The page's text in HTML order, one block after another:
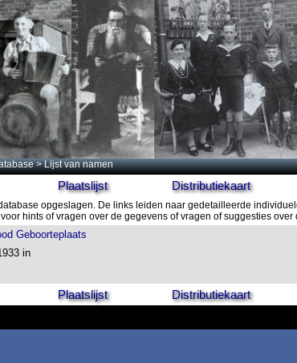
> Lijst van namen
Plaatslijst Distributiekaart
opgeslagen. De links leiden naar gedetailleerde
hints of vragen over de gegevens of vragen of suggesties
Geboorteplaats
in
Plaatslijst Distributiekaart